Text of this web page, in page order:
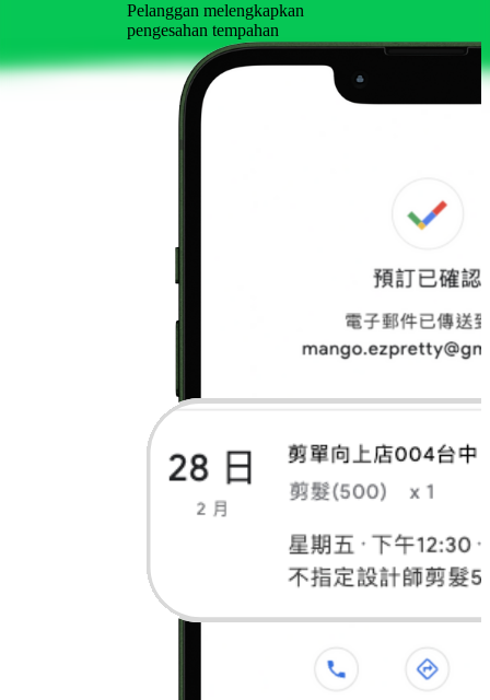
Pelanggan melengkapkan
pengesahan tempahan